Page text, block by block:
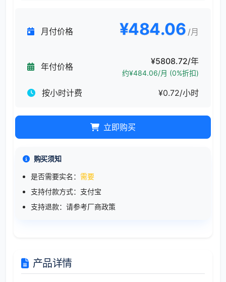
月付价格 ¥484.06 /月
年付价格
¥5808.72/年
约¥484.06/月 (0%折扣)
按小时计费 ¥0.72/小时
立即购买
购买须知
是否需要实名： 需要
支持付款方式：支付宝
支持退款：请参考厂商政策
产品详情